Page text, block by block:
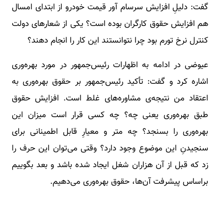
گفت: دلیلِ افزایش سرسام آور قیمت خودرو از ابتدای امسال
هم افزایش حقوق کارگران بوده است؟ یکی از شعارهای دولت
کنترل نرخ تورم بود چرا نتوانستند این کار را انجام دهند؟
عیوضی در ادامه به اظهارات رئیس‌جمهور در مورد بهره‌وری
اشاره کرد و گفت: تأکید رئیس‌جمهور بر حقوق بهره‌وری به
اعتقاد من نتیجه‌ی مشاوره‌های غلط است. افزایش حقوق
طبق بهره‌وری یعنی چه؟ چه کسی قرار است میزان این
بهره‌وری را بسنجد؟ چه متر و معیارِ قابل اطمینانی برای
سنجیدنِ این موضوع وجود دارد؟ وقتی می‌توان این حرف را
زد که قبل از آن هزاران شغل ایجاد شده باشد و بعد بگوییم
براساس پیشرفت آن‌ها، حقوق بهره‌وری می‌دهیم.